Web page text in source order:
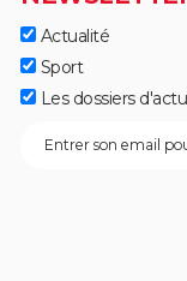
Actualité
Sport
Les dossiers d'actu